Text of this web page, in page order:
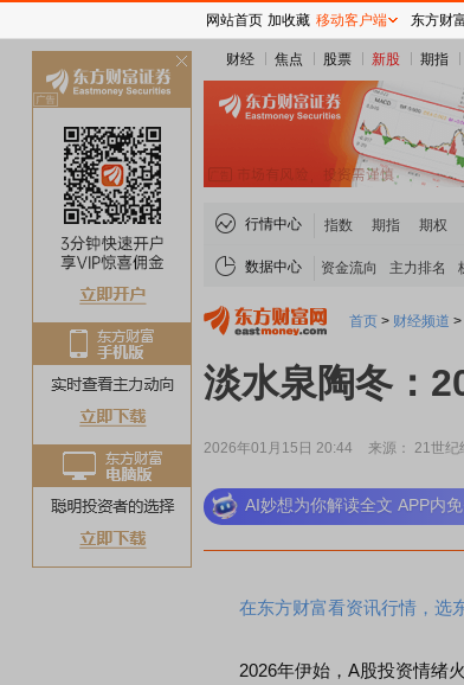
财经 焦点 股票 新股 期指
行情中心 指数 期指 期权
数据中心 资金流向 主力排名
首页 > 财经频道 >
淡水泉陶冬：
2026年01月15日 20:44 来源： 21世纪
AI妙想为你解读全文 APP内
在东方财富看资讯行情，选
2026年伊始，A股投资情绪火
网站首页 加收藏 移动客户端 东方财
关